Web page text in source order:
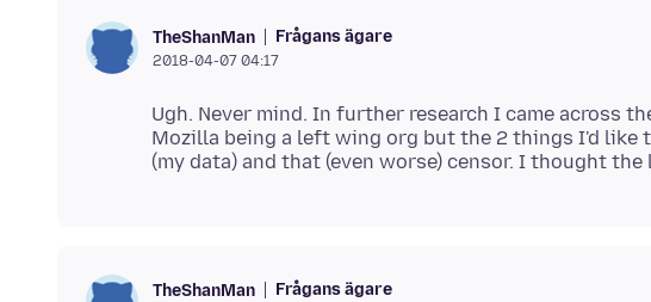
TheShanMan Frågans ägare
2018-04-07 04:17
Ugh. Never mind. In further research I came across
Mozilla being a left wing org but the 2 things I'd like
TheShanMan Frågans ägare